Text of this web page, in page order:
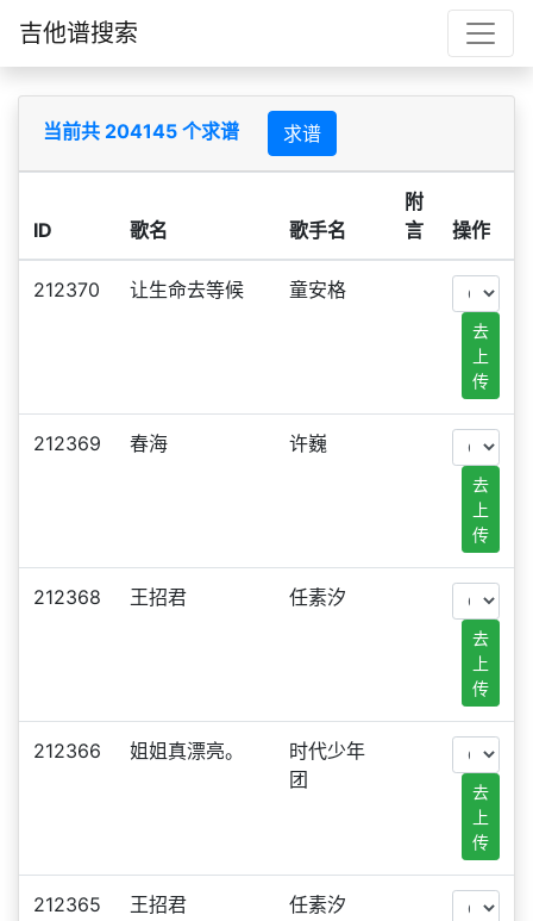
吉他谱搜索
当前共 204145 个求谱 求谱
ID 歌名 歌手名
附
言
操作
212370 让生命去等候 童安格
去
上
传
212369 春海 许巍
去
上
传
212368 王招君 任素汐
去
上
传
212366 姐姐真漂亮。
时代少年
团
去
上
传
212365 王招君 任素汐